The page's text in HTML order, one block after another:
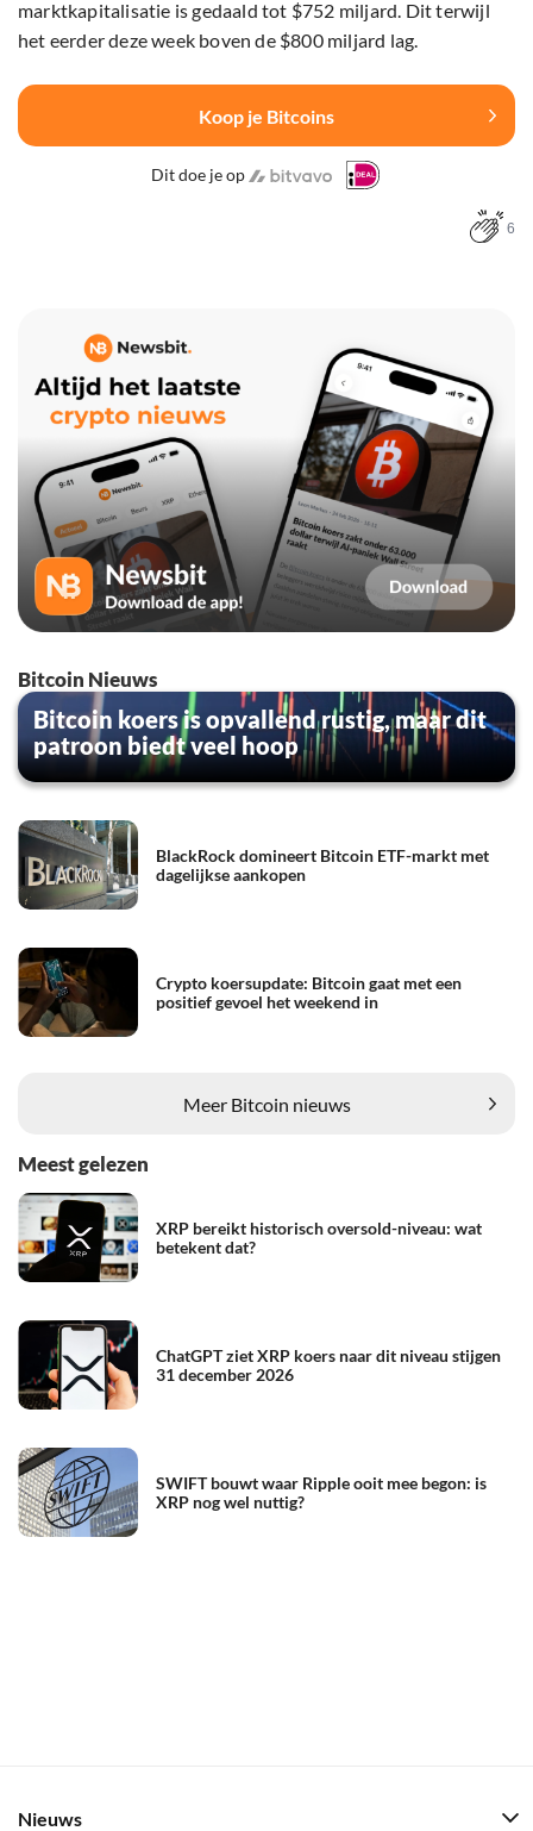
marktkapitalisatie is gedaald tot $752 miljard. Dit terwijl
het eerder deze week boven de $800 miljard lag.
Koop je Bitcoins
Dit doe je op
6
Bitcoin Nieuws
Bitcoin koers is opvallend rustig, maar dit
patroon biedt veel hoop
BlackRock domineert Bitcoin ETF-markt met
dagelijkse aankopen
Crypto koersupdate: Bitcoin gaat met een
positief gevoel het weekend in
Meer Bitcoin nieuws
Meest gelezen
XRP bereikt historisch oversold-niveau: wat
betekent dat?
ChatGPT ziet XRP koers naar dit niveau stijgen
31 december 2026
SWIFT bouwt waar Ripple ooit mee begon: is
XRP nog wel nuttig?
Nieuws